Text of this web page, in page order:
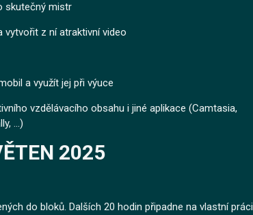
skutečný mistr
vytvořit z ní atraktivní video
a využít jej při výuce
vzdělávacího obsahu i jiné aplikace (Camtasia,
...)
2025
do bloků. Dalších 20 hodin připadne na vlastní práci